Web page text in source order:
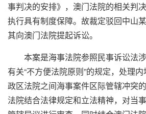
事判决的安排》，澳门法院的相关判
执行具有制度保障。故裁定驳回中山
其向澳门法院提起诉讼。
本案是海事法院参照民事诉讼法
有关“不方便法院原则”的规定，处理
政区法院之间海事案件区际管辖冲突
法院结合法律规定和立法精神，对当